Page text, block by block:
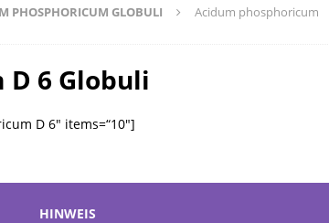
PHOSPHORICUM GLOBULI
Acidum phosphoricum
6 Globuli
D 6″ items=“10″]
HINWEIS